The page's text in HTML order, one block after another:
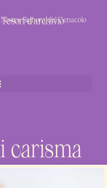
Tesori d'archivio
Nostra Signora del Cenacolo
carisma